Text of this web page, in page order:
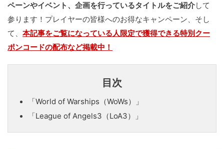
ペーンやイベント、企画を行っているタイトルをご紹介して
参ります！プレイヤーの皆様へのお得なキャンペーン、そし
て、 本記事をご覧になっている人限定で獲得できる特別クー
ポンコードの配布など掲載中！
目次
「World of Warships（WoWs）」
「League of Angels3（LoA3）」